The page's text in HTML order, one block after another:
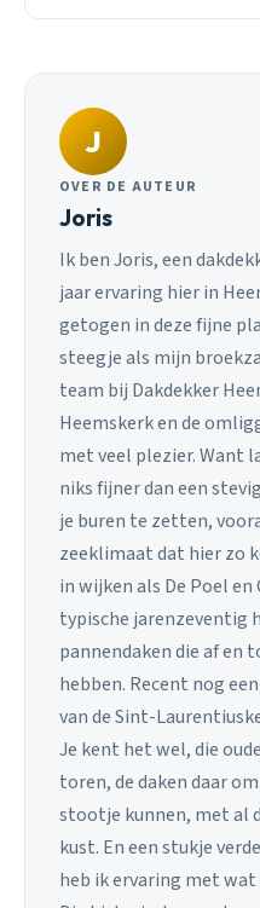
J
OVER DE AUTEUR
Joris
Ik ben Joris, een
jaar ervaring hier in
getogen in deze fijne
steegje als mijn
team bij Dakdekker
Heemskerk en de
met veel plezier. Want
niks fijner dan een
je buren te zetten,
zeeklimaat dat hier zo
in wijken als De Poel
typische jarenzeventig
pannendaken die af en
hebben. Recent nog
van de Sint-
Je kent het wel, die
toren, de daken daar
stootje kunnen, met al
kust. En een stukje
heb ik ervaring met